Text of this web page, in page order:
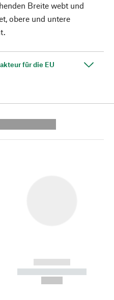
Breite webt und
obere und untere
für die EU
------------
----------- -----------